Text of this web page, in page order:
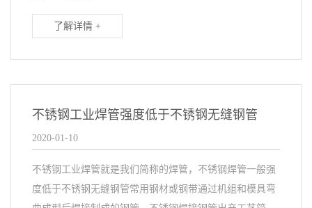
了解详情 +
不锈钢工业焊管强度低于不锈钢无缝钢管
2020-01-10
不锈钢工业焊管就是我们简称的焊管，不锈钢焊管一般强
度低于不锈钢无缝钢管常用钢材或钢带通过机组和模具弯